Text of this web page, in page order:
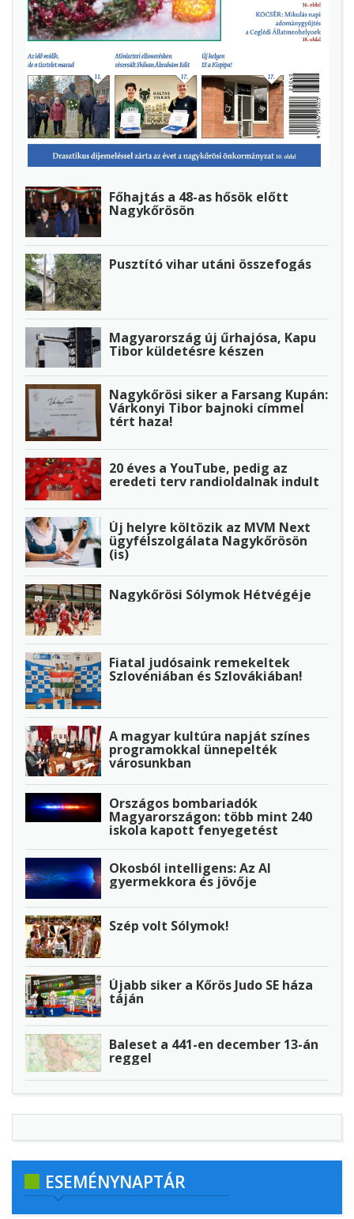
Főhajtás a 48-as hősök előtt
Nagykőrösön
Pusztító vihar utáni összefogás
Magyarország új űrhajósa, Kapu
Tibor küldetésre készen
Nagykőrösi siker a Farsang Kupán:
Várkonyi Tibor bajnoki címmel
tért haza!
20 éves a YouTube, pedig az
eredeti terv randioldalnak indult
Új helyre költözik az MVM Next
ügyfélszolgálata Nagykőrösön
(is)
Nagykőrösi Sólymok Hétvégéje
Fiatal judósaink remekeltek
Szlovéniában és Szlovákiában!
A magyar kultúra napját színes
programokkal ünnepelték
városunkban
Országos bombariadók
Magyarországon: több mint 240
iskola kapott fenyegetést
Okosból intelligens: Az AI
gyermekkora és jövője
Szép volt Sólymok!
Újabb siker a Kőrös Judo SE háza
táján
Baleset a 441-en december 13-án
reggel
ESEMÉNYNAPTÁR